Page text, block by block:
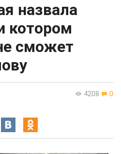
назвала
котором
сможет
4208 0